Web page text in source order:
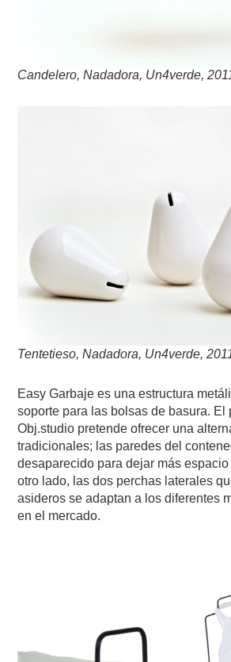
Candelero, Nadadora, Un4verde,
Tentetieso, Nadadora, Un4verde,
Easy Garbaje es una estructura
soporte para las bolsas de basura. El
Obj.studio pretende ofrecer una
tradicionales; las paredes del
desaparecido para dejar más
otro lado, las dos perchas laterales
asideros se adaptan a los diferentes
en el mercado.